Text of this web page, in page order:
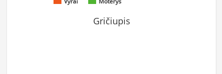
Gričiupis